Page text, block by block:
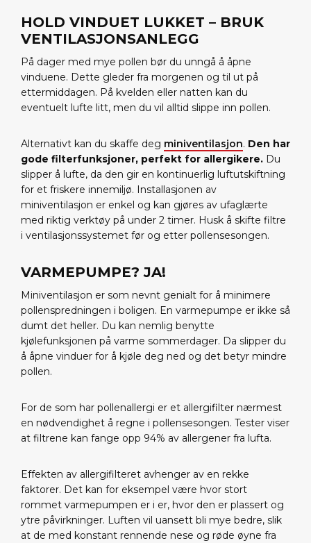
HOLD VINDUET LUKKET – BRUK
VENTILASJONSANLEGG
På dager med mye pollen bør du unngå å åpne
vinduene. Dette gleder fra morgenen og til ut på
ettermiddagen. På kvelden eller natten kan du
eventuelt lufte litt, men du vil alltid slippe inn pollen.
Alternativt kan du skaffe deg miniventilasjon. Den har
gode filterfunksjoner, perfekt for allergikere. Du
slipper å lufte, da den gir en kontinuerlig luftutskiftning
for et friskere innemiljø. Installasjonen av
miniventilasjon er enkel og kan gjøres av ufaglærte
med riktig verktøy på under 2 timer. Husk å skifte filtre
i ventilasjonssystemet før og etter pollensesongen.
VARMEPUMPE? JA!
Miniventilasjon er som nevnt genialt for å minimere
pollenspredningen i boligen. En varmepumpe er ikke så
dumt det heller. Du kan nemlig benytte
kjølefunksjonen på varme sommerdager. Da slipper du
å åpne vinduer for å kjøle deg ned og det betyr mindre
pollen.
For de som har pollenallergi er et allergifilter nærmest
en nødvendighet å regne i pollensesongen. Tester viser
at filtrene kan fange opp 94% av allergener fra lufta.
Effekten av allergifilteret avhenger av en rekke
faktorer. Det kan for eksempel være hvor stort
rommet varmepumpen er i er, hvor den er plassert og
ytre påvirkninger. Luften vil uansett bli mye bedre, slik
at de med konstant rennende nese og røde øyne fra